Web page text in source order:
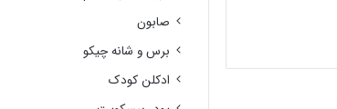
صابون
برس و شانه چیکو
ادکلن کودک